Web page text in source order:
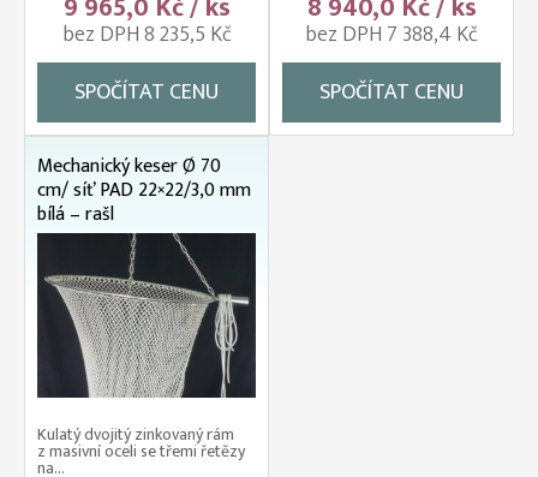
bez DPH 8 235,5 Kč
SPOČÍTAT CENU
bez DPH 7 388,4 Kč
SPOČÍTAT CENU
Mechanický keser Ø 70
cm/ síť PAD 22×22/3,0 mm
bílá – rašl
Kulatý dvojitý zinkovaný rám
z masivní oceli se třemi řetězy
na...